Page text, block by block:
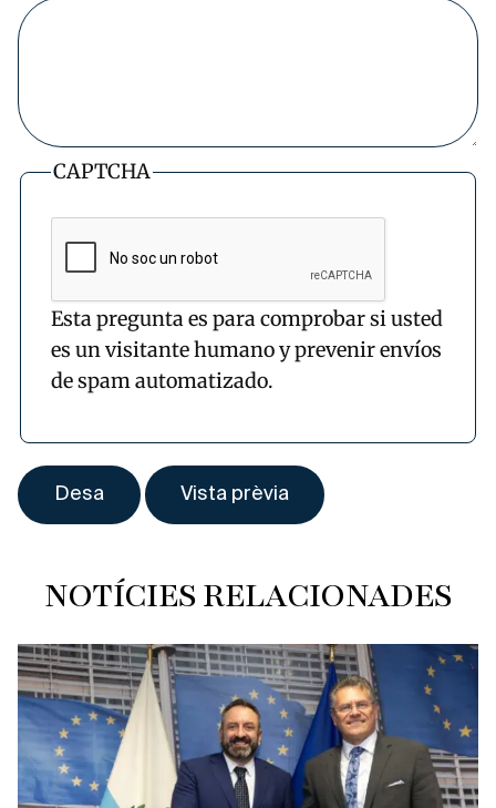
CAPTCHA
Esta pregunta es para comprobar si usted
es un visitante humano y prevenir envíos
de spam automatizado.
NOTÍCIES RELACIONADES